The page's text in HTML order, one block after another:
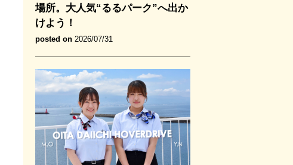
場所。大人気“るるパーク”へ出か
けよう！
posted on 2026/07/31